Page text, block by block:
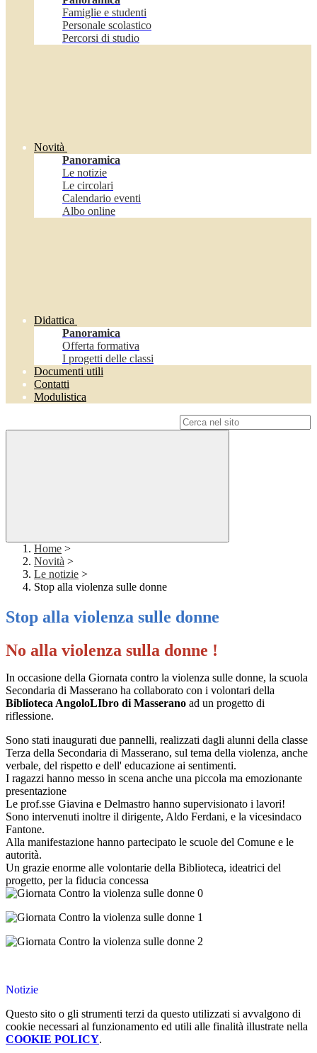
Famiglie e studenti
Personale scolastico
Percorsi di studio
Novità
Panoramica
Le notizie
Le circolari
Calendario eventi
Albo online
Didattica
Panoramica
Offerta formativa
I progetti delle classi
Documenti utili
Contatti
Modulistica
Home >
Novità >
Le notizie >
Stop alla violenza sulle donne
Stop alla violenza sulle donne
No alla violenza sulla donne !
In occasione della Giornata contro la violenza sulle donne, la scuola
Secondaria di Masserano ha collaborato con i volontari della
Biblioteca AngoloLIbro di Masserano ad un progetto di
riflessione.
Sono stati inaugurati due pannelli, realizzati dagli alunni della classe
Terza della Secondaria di Masserano, sul tema della violenza, anche
verbale, del rispetto e dell' educazione ai sentimenti.
I ragazzi hanno messo in scena anche una piccola ma emozionante
presentazione
Le prof.sse Giavina e Delmastro hanno supervisionato i lavori!
Sono intervenuti inoltre il dirigente, Aldo Ferdani, e la vicesindaco
Fantone.
Alla manifestazione hanno partecipato le scuole del Comune e le
autorità.
Un grazie enorme alle volontarie della Biblioteca, ideatrici del
progetto, per la fiducia concessa
Notizie
Questo sito o gli strumenti terzi da questo utilizzati si avvalgono di
cookie necessari al funzionamento ed utili alle finalità illustrate nella
COOKIE POLICY.